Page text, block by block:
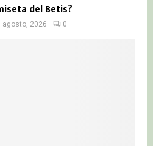
del Betis?
agosto, 2026 0